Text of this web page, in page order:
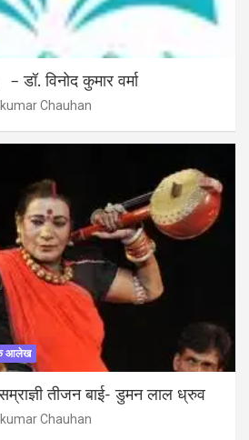
विनोद कुमार वर्मा
Chauhan
आलेख
तीजन बाई- डुमन लाल ध्रुव
Chauhan